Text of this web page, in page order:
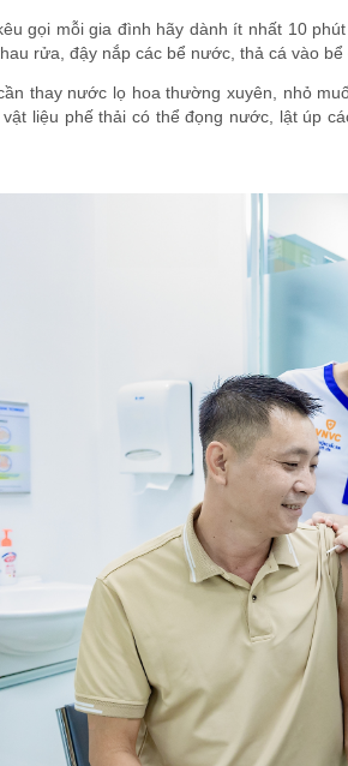
gọi mỗi gia đình hãy dành ít nhất 10
rửa, đậy nắp các bể nước, thả cá vào bể
thay nước lọ hoa thường xuyên, nhỏ
vật liệu phế thải có thể đọng nước, lật úp